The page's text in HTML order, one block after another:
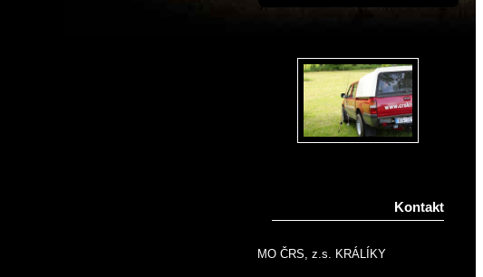
Kontakt
MO ČRS, z.s. KRÁLÍKY